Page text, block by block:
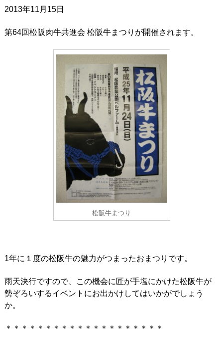
2013年11月15日
第64回松阪肉牛共進会 松阪牛まつりが開催されます。
松阪牛まつり
1年に１度の松阪牛の魅力がつまったおまつりです。
雨天決行ですので、この機会に匠が手塩にかけた松阪牛が
勢ぞろいするイベントにお出かけしてはいかがでしょう
か。
＊＊＊＊＊＊＊＊＊＊＊＊＊＊＊＊＊＊＊＊